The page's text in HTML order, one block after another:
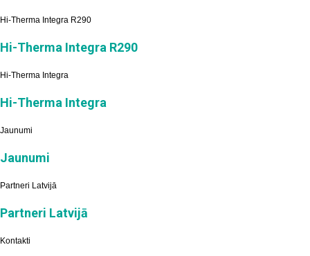
Hi-Therma Integra R290
Hi-Therma Integra R290
Hi-Therma Integra
Hi-Therma Integra
Jaunumi
Jaunumi
Partneri Latvijā
Partneri Latvijā
Kontakti